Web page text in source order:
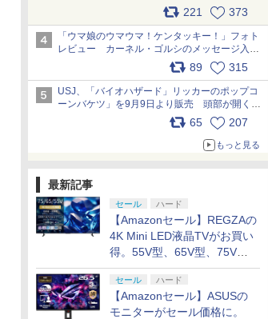
アップデートできるよう対応中221 373
「ウマ娘のウマウマ！ケンタッキー！」フォト
レビュー カーネル・ゴルシのメッセージ入り
パッケージや描き下ろしトレカなどが登場
89 315
USJ、「バイオハザード」リッカーのポップコ
ーンバケツ」を9月9日より販売 頭部が開く仕
組み。味は恐怖を堪のう「味噌フレーバー」
65 207
もっと見る
最新記事
セール ハード
【Amazonセール】REGZAの
4K Mini LED液晶TVがお買い
得。55V型、65V型、75V型
の2026年モデルがラインナ
ップ
セール ハード
【Amazonセール】ASUSの
モニターがセール価格に。